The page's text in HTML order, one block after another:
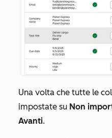
Una volta che tutte le
impostate su Non
Avanti.